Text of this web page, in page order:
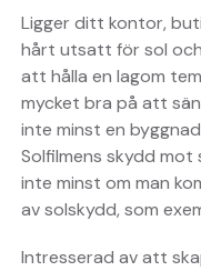
Ligger ditt kontor,
hårt utsatt för sol
att hålla en lagom
mycket bra på att
inte minst en
Solfilmens skydd mot
inte minst om man
av solskydd, som
Intresserad av att